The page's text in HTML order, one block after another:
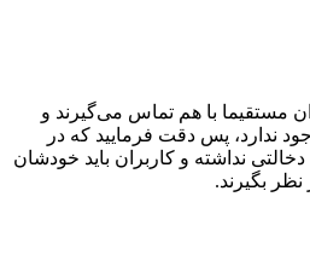
مستقیما با هم تماس می‌گیرند و
ندارد، پس دقت فرمایید که در
نداشته و کاربران باید خودشان
بگیرند.